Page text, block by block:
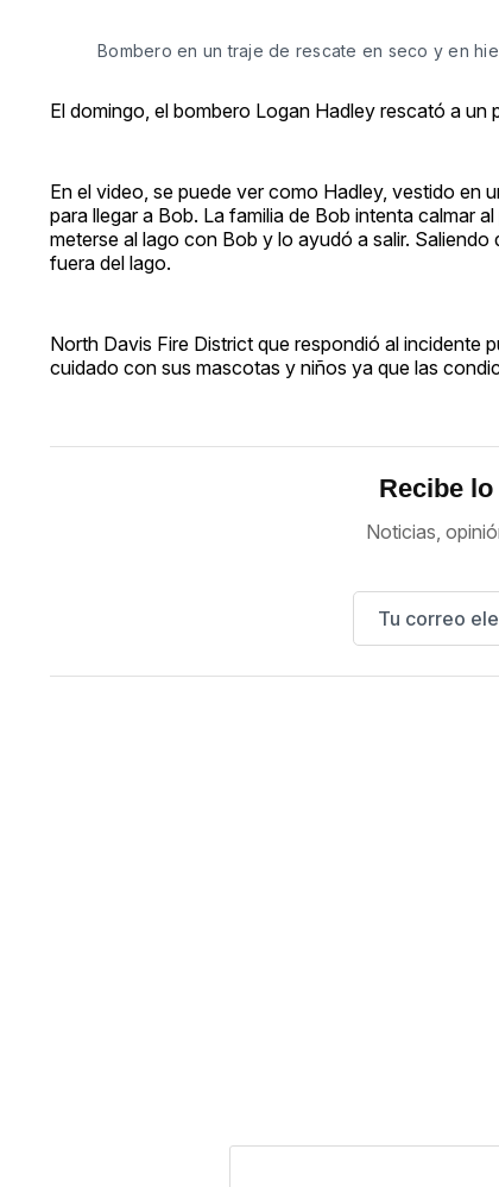
Bombero en un traje de rescate en seco y en
El domingo, el bombero Logan Hadley rescató a
En el video, se puede ver como Hadley, vestido en
para llegar a Bob. La familia de Bob intenta calmar
meterse al lago con Bob y lo ayudó a salir.
fuera del lago.
North Davis Fire District que respondió al incidente
cuidado con sus mascotas y niños ya que las
Recibe
Noticias,